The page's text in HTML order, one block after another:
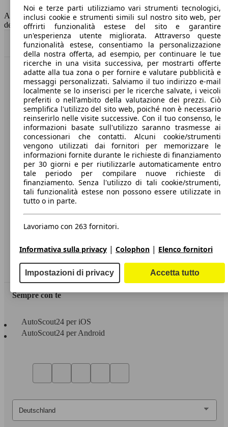
Capacità del serbatoio
50 l
AutoScout24 non si assume alcuna responsabilità per la correttezza
dei dati.
Torna su
Benvenuti su AutoScout24, il mercato auto europeo.
Società
A proposito di AutoScout24
Stampa
Media
Condizioni generali
Informazioni
Privacy
Dichiarazione di Accessibilità
Servizi
Area rivenditori
Sempre con te
AutoScout24 per iOS
AutoScout24 per Android
Noi e terze parti utilizziamo vari strumenti tecnologici,
inclusi cookie e strumenti simili sul nostro sito web, per
offrirti funzionalità estese del sito e garantire
un'esperienza utente migliorata. Attraverso queste
funzionalità estese, consentiamo la personalizzazione
della nostra offerta, ad esempio, per continuare le tue
ricerche in una visita successiva, per mostrarti offerte
adatte alla tua zona o per fornire e valutare pubblicità e
messaggi personalizzati. Salviamo il tuo indirizzo e-mail
localmente se lo inserisci per le ricerche salvate, i veicoli
preferiti o nell'ambito della valutazione dei prezzi. Ciò
semplifica l'utilizzo del sito web, poiché non è necessario
reinserirlo nelle visite successive. Con il tuo consenso, le
informazioni basate sull'utilizzo saranno trasmesse ai
concessionari che contatti. Alcuni cookie/strumenti
vengono utilizzati dai fornitori per memorizzare le
informazioni fornite durante le richieste di finanziamento
per 30 giorni e per riutilizzarle automaticamente entro
tale periodo per compilare nuove richieste di
finanziamento. Senza l'utilizzo di tali cookie/strumenti,
tali funzionalità estese non possono essere utilizzate in
tutto o in parte.
Lavoriamo con 263 fornitori.
Informativa sulla privacy | Colophon | Elenco fornitori
Impostazioni di privacy Accetta tutto